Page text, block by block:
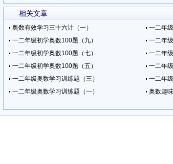
相关文章
奥数有效学习三十六计（一）
一二年
一二年级初学奥数100题（九）
一二年
一二年级初学奥数100题（七）
一二年
一二年级初学奥数100题（五）
一二年
一二年级奥数学习训练题（三）
一二年
一二年级奥数学习训练题（一）
奥数趣